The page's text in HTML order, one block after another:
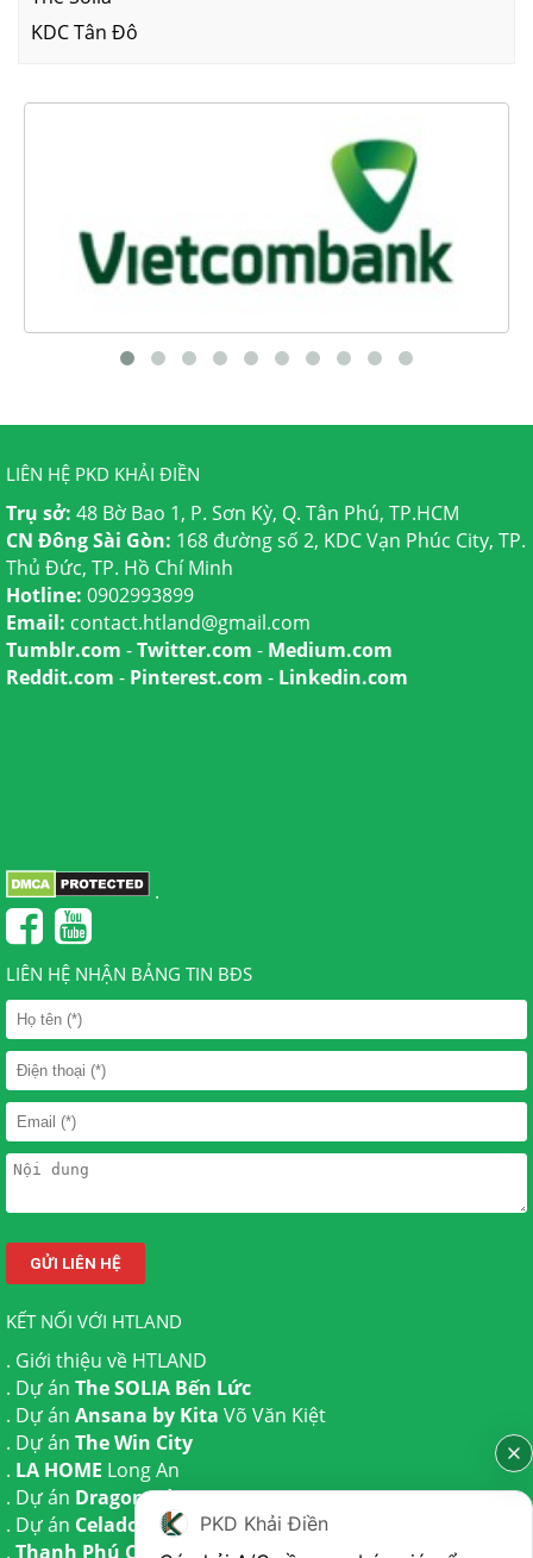
KDC Tân Đô
LIÊN HỆ PKD KHẢI ĐIỀN
Trụ sở: 48 Bờ Bao 1, P. Sơn Kỳ, Q. Tân Phú, TP.HCM
CN Đông Sài Gòn: 168 đường số 2, KDC Vạn Phúc City, TP.
Thủ Đức, TP. Hồ Chí Minh
Hotline: 0902993899
Email: contact.htland@gmail.com
Tumblr.com -Twitter.com - Medium.com
Reddit.com - Pinterest.com - Linkedin.com
.
LIÊN HỆ NHẬN BẢNG TIN BĐS
KẾT NỐI VỚI HTLAND
. Giới thiệu về HTLAND
. Dự án The SOLIA Bến Lức
. Dự án Ansana by Kita Võ Văn Kiệt
. Dự án The Win City
. LA HOME Long An
. Dự án Dragon Eden Long An
. Dự án Celadon City
Tân Phú
. Thanh Phú Centre Point Bến Lức
PKD Khải Điền